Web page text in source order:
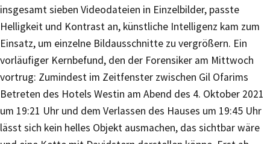
insgesamt sieben Videodateien in Einzelbilder, passte
Helligkeit und Kontrast an, künstliche Intelligenz kam zum
Einsatz, um einzelne Bildausschnitte zu vergrößern. Ein
vorläufiger Kernbefund, den der Forensiker am Mittwoch
vortrug: Zumindest im Zeitfenster zwischen Gil Ofarims
Betreten des Hotels Westin am Abend des 4. Oktober 2021
um 19:21 Uhr und dem Verlassen des Hauses um 19:45 Uhr
lässt sich kein helles Objekt ausmachen, das sichtbar wäre